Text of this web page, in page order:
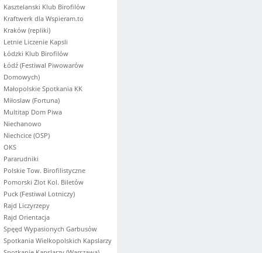
Kasztelanski Klub Birofilów
Kraftwerk dla Wspieram.to
Kraków (repliki)
Letnie Liczenie Kapsli
Łódzki Klub Birofilów
Łódź (Festiwal Piwowarów
Domowych)
Małopolskie Spotkania KK
Miłoslaw (Fortuna)
Multitap Dom Piwa
Niechanowo
Niechcice (OSP)
OKS
Pararudniki
Polskie Tow. Birofilistyczne
Pomorski Zlot Kol. Biletów
Puck (Festiwal Lotniczy)
Rajd Liczyrzepy
Rajd Orientacja
Spęęd Wypasionych Garbusów
Spotkania Wielkopolskich Kapslarzy